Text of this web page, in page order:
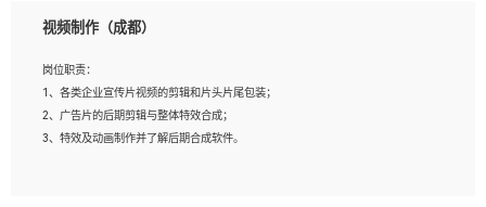
上；
3、想象力丰富, 有一定的艺术审美深度；
4、有良好的场景特效搭建功底；
5、熟悉 3Ds Max 或者 Maya；
6、有良好的沟通能力和团队合作意识；
视频制作（成都）
岗位职责：
1、各类企业宣传片视频的剪辑和片头片尾包装；
2、广告片的后期剪辑与整体特效合成；
3、特效及动画制作并了解后期合成软件。